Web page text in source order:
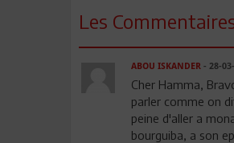
Les
ABOU ISKANDER - 28-
Cher Hamma,
parler comme on
peine d'aller a
bourguiba, a son